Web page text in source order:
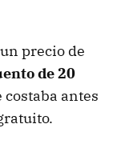
precio de
de 20
costaba antes